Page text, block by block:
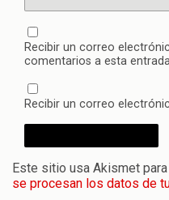
Recibir un correo
comentarios a esta
Recibir un correo
Este sitio usa Akismet
se procesan los datos de